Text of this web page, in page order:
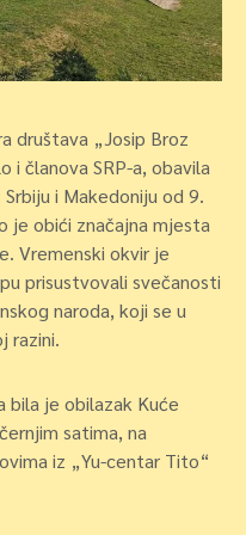
društava „Josip Broz
članova SRP-a, obavila
i Makedoniju od 9.
je obići značajna mjesta
Vremenski okvir je
prisustvovali svečanosti
naroda, koji se u
razini.
bila je obilazak Kuće
satima, na
iz „Yu-centar Tito“